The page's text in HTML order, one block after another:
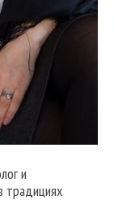
и
традициях